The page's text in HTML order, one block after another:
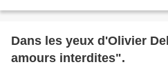
Dans les yeux d'Olivier
amours interdites".